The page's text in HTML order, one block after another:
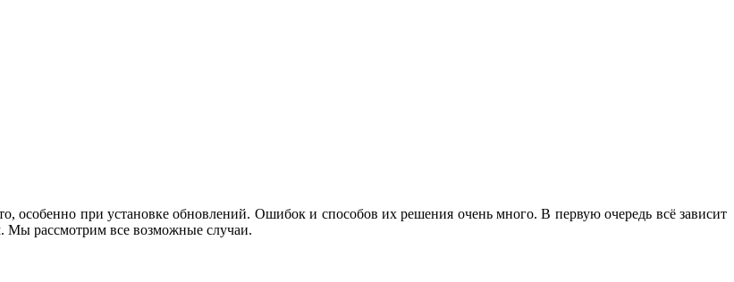
особенно при установке обновлений. Ошибок и способов их решения очень много. В первую очередь всё зависит
Мы рассмотрим все возможные случаи.